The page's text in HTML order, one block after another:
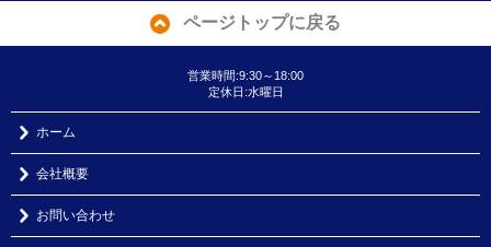
ページトップに戻る
営業時間:9:30～18:00
定休日:水曜日
ホーム
会社概要
お問い合わせ